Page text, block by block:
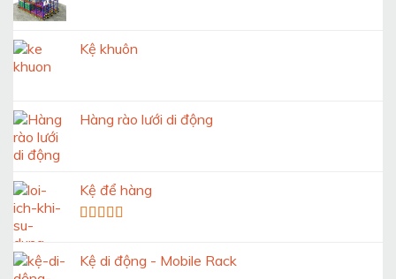
Kệ khuôn
Hàng rào lưới di động
Kệ để hàng
sao
Kệ di động - Mobile Rack